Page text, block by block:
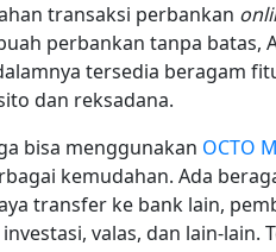
transaksi perbankan
perbankan tanpa batas,
tersedia beragam
dan reksadana.
bisa menggunakan OCTO
kemudahan. Ada
transfer ke bank lain,
valas, dan lain-lain.